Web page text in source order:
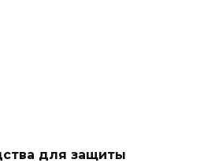
для защиты